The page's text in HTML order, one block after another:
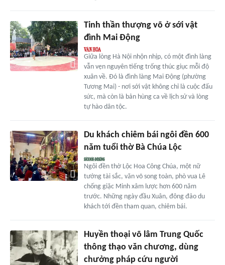
Tinh thần thượng võ ở sới vật
đình Mai Động
Giữa lòng Hà Nội nhộn nhịp, có một đình làng
vẫn vẹn nguyên tiếng trống thúc giục mỗi độ
xuân về. Đó là đình làng Mai Động (phường
Tương Mai) - nơi sới vật không chỉ là cuộc đấu
sức, mà còn là bản hùng ca về lịch sử và lòng
tự hào dân tộc.
Du khách chiêm bái ngôi đền 600
năm tuổi thờ Bà Chúa Lộc
Ngôi đền thờ Lộc Hoa Công Chúa, một nữ
tướng tài sắc, văn võ song toàn, phò vua Lê
chống giặc Minh xâm lược hơn 600 năm
trước. Những ngày đầu Xuân, đông đảo du
khách tới đền tham quan, chiêm bái.
Huyền thoại võ lâm Trung Quốc
thông thạo văn chương, dùng
chưởng pháp cứu người